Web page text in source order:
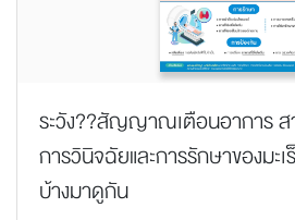
ระวัง??สัญญาณเตือนอาการ ส
การวินิจฉัยและการรักษาของมะเ
บ้างมาดูกัน